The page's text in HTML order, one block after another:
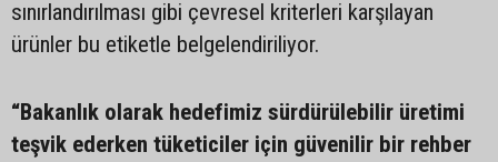
sınırlandırılması gibi çevresel kriterleri karşılayan
ürünler bu etiketle belgelendiriliyor.
“Bakanlık olarak hedefimiz sürdürülebilir üretimi
teşvik ederken tüketiciler için güvenilir bir rehber